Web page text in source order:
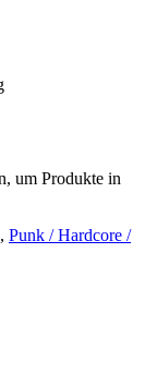
um Produkte in
, Punk / Hardcore /